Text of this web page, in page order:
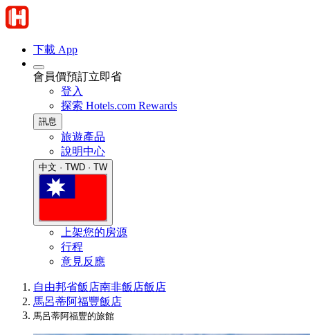
下載 App
會員價預訂立即省
登入
探索 Hotels.com Rewards
訊息
旅遊產品
說明中心
中文 · TWD · TW
上架您的房源
行程
意見反應
自由邦省飯店南非飯店飯店
馬呂蒂阿福豐飯店
馬呂蒂阿福豐的旅館